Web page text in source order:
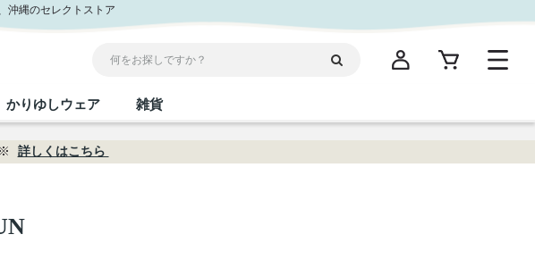
沖縄のセレクトストア
かりゆしウェア 雑貨
詳しくはこちら